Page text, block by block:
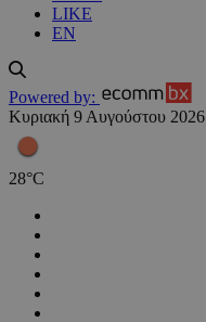
LIKE
EN
Powered by:
Κυριακή 9 Αυγούστου 2026
28°C